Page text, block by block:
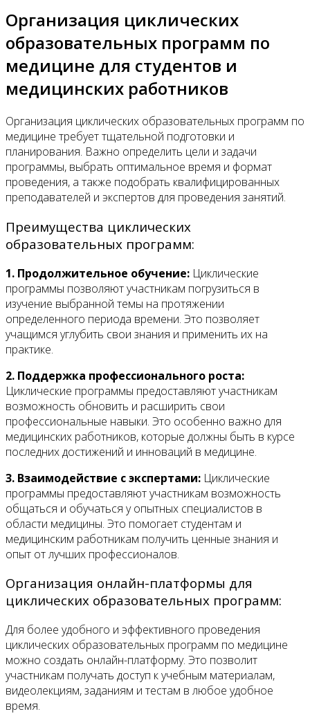
Организация циклических
образовательных программ по
медицине для студентов и
медицинских работников
Организация циклических образовательных программ по
медицине требует тщательной подготовки и
планирования. Важно определить цели и задачи
программы, выбрать оптимальное время и формат
проведения, а также подобрать квалифицированных
преподавателей и экспертов для проведения занятий.
Преимущества циклических
образовательных программ:
1. Продолжительное обучение: Циклические
программы позволяют участникам погрузиться в
изучение выбранной темы на протяжении
определенного периода времени. Это позволяет
учащимся углубить свои знания и применить их на
практике.
2. Поддержка профессионального роста:
Циклические программы предоставляют участникам
возможность обновить и расширить свои
профессиональные навыки. Это особенно важно для
медицинских работников, которые должны быть в курсе
последних достижений и инноваций в медицине.
3. Взаимодействие с экспертами: Циклические
программы предоставляют участникам возможность
общаться и обучаться у опытных специалистов в
области медицины. Это помогает студентам и
медицинским работникам получить ценные знания и
опыт от лучших профессионалов.
Организация онлайн-платформы для
циклических образовательных программ:
Для более удобного и эффективного проведения
циклических образовательных программ по медицине
можно создать онлайн-платформу. Это позволит
участникам получать доступ к учебным материалам,
видеолекциям, заданиям и тестам в любое удобное
время.